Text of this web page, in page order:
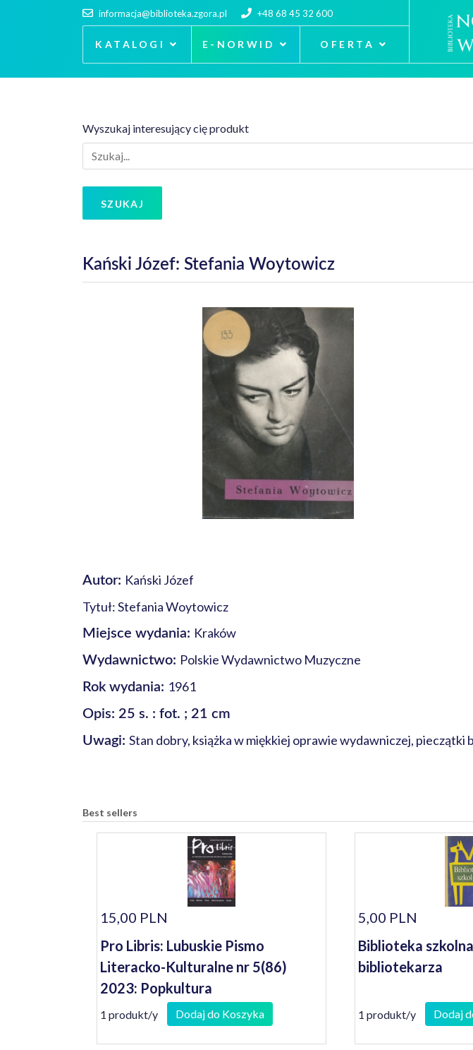
informacja@biblioteka.zgora.pl +48 68 45 32 600
KATALOGI E-NORWID OFERTA
Wyszukaj interesujący cię produkt
SZUKAJ
Kański Józef: Stefania Woytowicz
Autor: Kański Józef
Tytuł: Stefania Woytowicz
Miejsce wydania: Kraków
Wydawnictwo: Polskie Wydawnictwo Muzyczne
Rok wydania: 1961
Opis: 25 s. : fot. ; 21 cm
Uwagi: Stan dobry, książka w miękkiej oprawie wydawniczej, pieczątki
Best sellers
15,00 PLN
Pro Libris: Lubuskie Pismo
Literacko-Kulturalne nr 5(86)
2023: Popkultura
1 produkt/y Dodaj do Koszyka
5,00 PLN
Biblioteka
bibliotekarza
1 produkt/y Dodaj